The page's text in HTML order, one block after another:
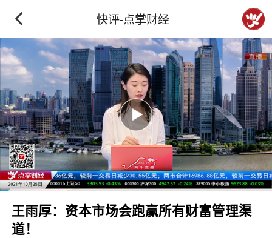
快评-点掌财经
王雨厚：资本市场会跑赢所有财富管理渠
道！